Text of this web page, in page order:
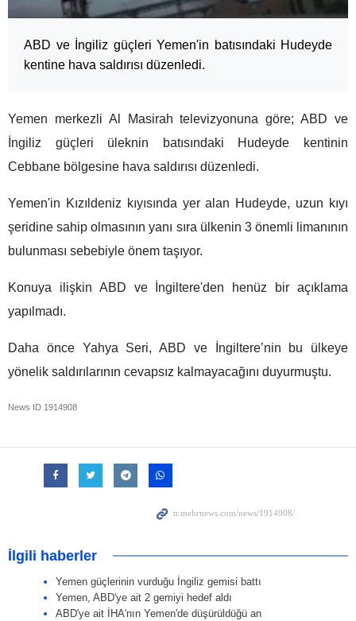
ABD ve İngiliz güçleri Yemen'in batısındaki Hudeyde
kentine hava saldırısı düzenledi.
Yemen merkezli Al Masirah televizyonuna göre; ABD ve
İngiliz güçleri üleknin batısındaki Hudeyde kentinin
Cebbane bölgesine hava saldırısı düzenledi.
Yemen'in Kızıldeniz kıyısında yer alan Hudeyde, uzun kıyı
şeridine sahip olmasının yanı sıra ülkenin 3 önemli limanının
bulunması sebebiyle önem taşıyor.
Konuya ilişkin ABD ve İngiltere'den henüz bir açıklama
yapılmadı.
Daha önce Yahya Seri, ABD ve İngiltere’nin bu ülkeye
yönelik saldırılarının cevapsız kalmayacağını duyurmuştu.
News ID 1914908
İlgili haberler
Yemen güçlerinin vurduğu İngiliz gemisi battı
Yemen, ABD'ye ait 2 gemiyi hedef aldı
ABD'ye ait İHA'nın Yemen'de düşürüldüğü an